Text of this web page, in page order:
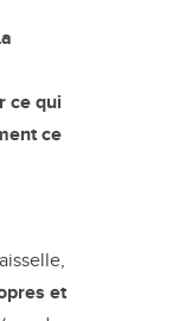
ce qui
ce
et